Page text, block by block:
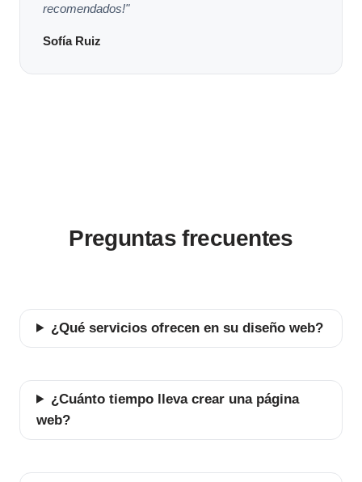
recomendados!"
Sofía Ruiz
Preguntas frecuentes
¿Qué servicios ofrecen en su diseño web?
¿Cuánto tiempo lleva crear una página
web?